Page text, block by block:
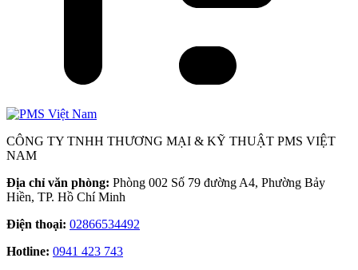
CÔNG TY TNHH THƯƠNG MẠI & KỸ THUẬT PMS VIỆT
NAM
Địa chỉ văn phòng: Phòng 002 Số 79 đường A4, Phường Bảy
Hiền, TP. Hồ Chí Minh
Điện thoại: 02866534492
Hotline: 0941 423 743